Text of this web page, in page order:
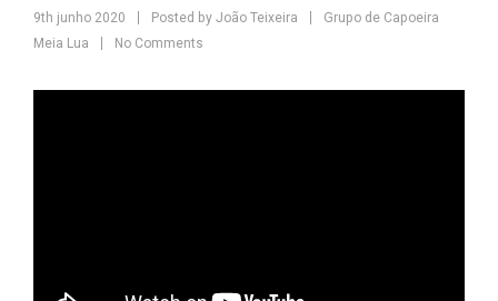
9th junho 2020 Posted by João Teixeira
Grupo de Capoeira
Meia Lua
No Comments